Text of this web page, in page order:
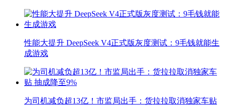
性能大提升 DeepSeek V4正式版灰度测试：9毛钱就能生
成游戏
为司机减负超13亿！市监局出手：货拉拉取消独家车贴